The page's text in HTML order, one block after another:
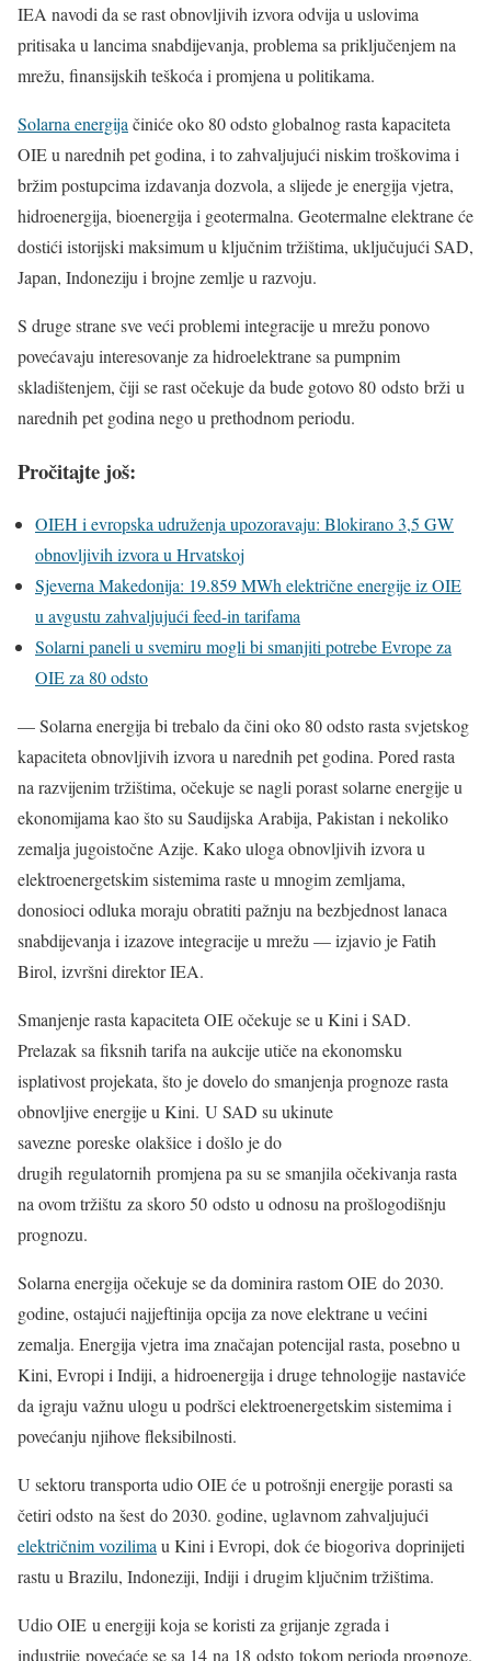
IEA navodi da se rast obnovljivih izvora odvija u uslovima
pritisaka u lancima snabdijevanja, problema sa priključenjem na
mrežu, finansijskih teškoća i promjena u politikama.
Solarna energija činiće oko 80 odsto globalnog rasta kapaciteta
OIE u narednih pet godina, i to zahvaljujući niskim troškovima i
bržim postupcima izdavanja dozvola, a slijede je energija vjetra,
hidroenergija, bioenergija i geotermalna. Geotermalne elektrane će
dostići istorijski maksimum u ključnim tržištima, uključujući SAD,
Japan, Indoneziju i brojne zemlje u razvoju.
S druge strane sve veći problemi integracije u mrežu ponovo
povećavaju interesovanje za hidroelektrane sa pumpnim
skladištenjem, čiji se rast očekuje da bude gotovo 80 odsto brži u
narednih pet godina nego u prethodnom periodu.
Pročitajte još:
OIEH i evropska udruženja upozoravaju: Blokirano 3,5 GW
obnovljivih izvora u Hrvatskoj
Sjeverna Makedonija: 19.859 MWh električne energije iz OIE
u avgustu zahvaljujući feed-in tarifama
Solarni paneli u svemiru mogli bi smanjiti potrebe Evrope za
OIE za 80 odsto
— Solarna energija bi trebalo da čini oko 80 odsto rasta svjetskog
kapaciteta obnovljivih izvora u narednih pet godina. Pored rasta
na razvijenim tržištima, očekuje se nagli porast solarne energije u
ekonomijama kao što su Saudijska Arabija, Pakistan i nekoliko
zemalja jugoistočne Azije. Kako uloga obnovljivih izvora u
elektroenergetskim sistemima raste u mnogim zemljama,
donosioci odluka moraju obratiti pažnju na bezbjednost lanaca
snabdijevanja i izazove integracije u mrežu — izjavio je Fatih
Birol, izvršni direktor IEA.
Smanjenje rasta kapaciteta OIE očekuje se u Kini i SAD.
Prelazak sa fiksnih tarifa na aukcije utiče na ekonomsku
isplativost projekata, što je dovelo do smanjenja prognoze rasta
obnovljive energije u Kini. U SAD su ukinute
savezne poreske olakšice i došlo je do
drugih regulatornih promjena pa su se smanjila očekivanja rasta
na ovom tržištu za skoro 50 odsto u odnosu na prošlogodišnju
prognozu.
Solarna energija očekuje se da dominira rastom OIE do 2030.
godine, ostajući najjeftinija opcija za nove elektrane u većini
zemalja. Energija vjetra ima značajan potencijal rasta, posebno u
Kini, Evropi i Indiji, a hidroenergija i druge tehnologije nastaviće
da igraju važnu ulogu u podršci elektroenergetskim sistemima i
povećanju njihove fleksibilnosti.
U sektoru transporta udio OIE će u potrošnji energije porasti sa
četiri odsto na šest do 2030. godine, uglavnom zahvaljujući
električnim vozilimau Kini i Evropi, dok će biogoriva doprinijeti
rastu u Brazilu, Indoneziji, Indiji i drugim ključnim tržištima.
Udio OIE u energiji koja se koristi za grijanje zgrada i
industrije povećaće se sa 14 na 18 odsto tokom perioda prognoze.